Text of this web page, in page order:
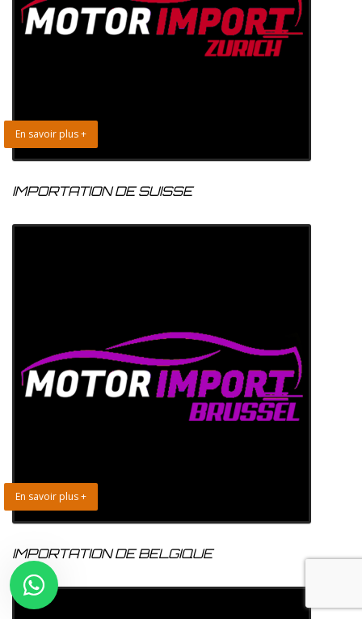
En savoir plus +
IMPORTATION DE SUISSE
En savoir plus +
IMPORTATION DE BELGIQUE